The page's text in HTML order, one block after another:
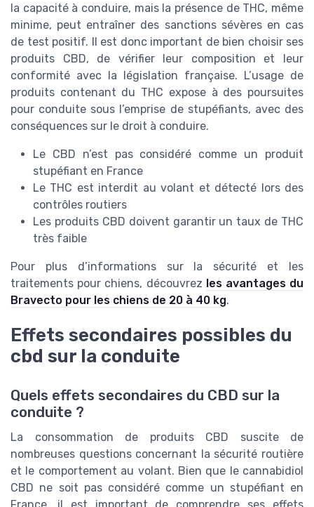
la capacité à conduire, mais la présence de THC, même
minime, peut entraîner des sanctions sévères en cas
de test positif. Il est donc important de bien choisir ses
produits CBD, de vérifier leur composition et leur
conformité avec la législation française. L’usage de
produits contenant du THC expose à des poursuites
pour conduite sous l’emprise de stupéfiants, avec des
conséquences sur le droit à conduire.
Le CBD n’est pas considéré comme un produit
stupéfiant en France
Le THC est interdit au volant et détecté lors des
contrôles routiers
Les produits CBD doivent garantir un taux de THC
très faible
Pour plus d’informations sur la sécurité et les
traitements pour chiens, découvrez les avantages du
Bravecto pour les chiens de 20 à 40 kg.
Effets secondaires possibles du
cbd sur la conduite
Quels effets secondaires du CBD sur la
conduite ?
La consommation de produits CBD suscite de
nombreuses questions concernant la sécurité routière
et le comportement au volant. Bien que le cannabidiol
CBD ne soit pas considéré comme un stupéfiant en